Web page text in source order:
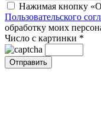
Нажимая кнопку
Пользовательского
обработку моих
Число с картинки *